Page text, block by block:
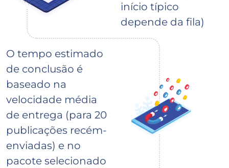
início típico
depende da fila)
O tempo estimado
de conclusão é
baseado na
velocidade média
de entrega (para 20
publicações recém-
enviadas) e no
pacote selecionado